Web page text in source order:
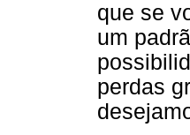
que se
um
perdas